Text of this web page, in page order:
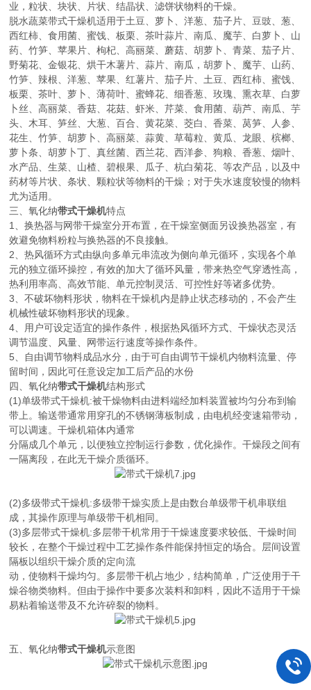
业，粒状、块状、片状、结晶状、滤饼状物料的干燥。
脱水蔬菜带式干燥机适用于土豆、萝卜、洋葱、茄子片、豆豉、葱、
西红柿、食用菌、蜜饯、板栗、茶叶蒜片、南瓜、魔芋、白萝卜、山
药、竹笋、苹果片、枸杞、高丽菜、蘑菇、胡萝卜、青菜、茄子片、
野菊花、金银花、烘干木薯片、蒜片、南瓜，胡萝卜、魔芋、山药、
竹笋、辣根、洋葱、苹果、红薯片、茄子片、土豆、西红柿、蜜饯、
板栗、茶叶、萝卜、薄荷叶、蜜蜂花、细香葱、玫瑰、熏衣草、白萝
卜丝、高丽菜、香菇、花菇、虾米、芹菜、食用菌、葫芦、南瓜、芋
头、木耳、笋丝、大葱、百合、黄花菜、茭白、香菜、莴笋、人参、
花生、竹笋、胡萝卜、高丽菜、蒜黄、草莓粒、黄瓜、龙眼、槟榔、
萝卜条、胡萝卜丁、真丝菌、西兰花、西洋参、狗粮、香葱、烟叶、
水产品、生菜、山楂、碧根果、瓜子、杭白菊花、等农产品，以及中
药材等片状、条状、颗粒状等物料的干燥；对于失水速度较慢的物料
尤为适用。
三、氧化纳带式干燥机特点
1、换热器与网带干燥室分开布置，在干燥室侧面另设换热器室，有
效避免物料粉粒与换热器的不良接触。
2、热风循环方式由纵向多单元串流改为侧向单元循环，实现各个单
元的独立循环操控，有效的加大了循环风量，带来热空气穿透性高，
热利用率高、高效节能、单元控制灵活、可控性好等诸多优势。
3、不破坏物料形状，物料在干燥机内是静止状态移动的，不会产生
机械性破坏物料形状的现象。
4、用户可设定适宜的操作条件，根据热风循环方式、干燥状态灵活
调节温度、风量、网带运行速度等操作条件。
5、自由调节物料成品水分，由于可自由调节干燥机内物料流量、停
留时间，因此可任意设定加工后产品的水份
四、氧化纳带式干燥机结构形式
(1)单级带式干燥机:被干燥物料由进料端经加料装置被均匀分布到输
带上。输送带通常用穿孔的不锈钢薄板制成，由电机经变速箱带动，
可以调速。干燥机箱体内通常
分隔成几个单元，以便独立控制运行参数，优化操作。干燥段之间有
一隔离段，在此无干燥介质循环。
(2)多级带式干燥机:多级带干燥实质上是由数台单级带干机串联组
成，其操作原理与单级带干机相同。
(3)多层带式干燥机:多层带干机常用于干燥速度要求较低、干燥时间
较长，在整个干燥过程中工艺操作条件能保持恒定的场合。层间设置
隔板以组织干燥介质的定向流
动，使物料干燥均匀。多层带干机占地少，结构简单，广泛使用于干
燥谷物类物料。但由于操作中要多次装料和卸料，因此不适用于干燥
易粘着输送带及不允许碎裂的物料。
五、氧化纳带式干燥机示意图